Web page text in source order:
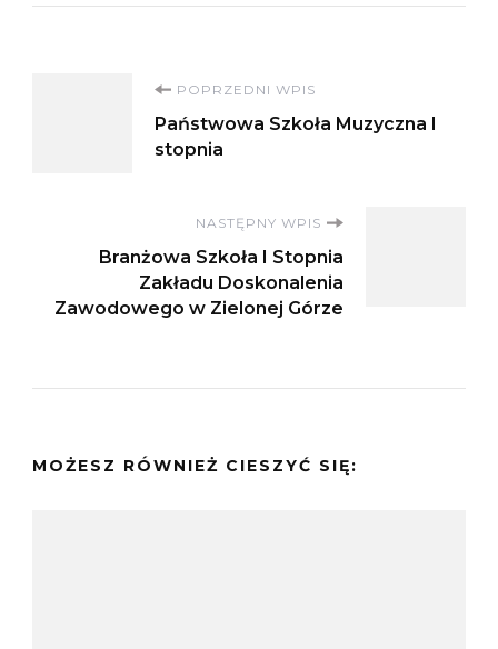
Nawigacja
wpisu
POPRZEDNI WPIS
Państwowa Szkoła Muzyczna I
stopnia
NASTĘPNY WPIS
Branżowa Szkoła I Stopnia
Zakładu Doskonalenia
Zawodowego w Zielonej Górze
MOŻESZ RÓWNIEŻ CIESZYĆ SIĘ: